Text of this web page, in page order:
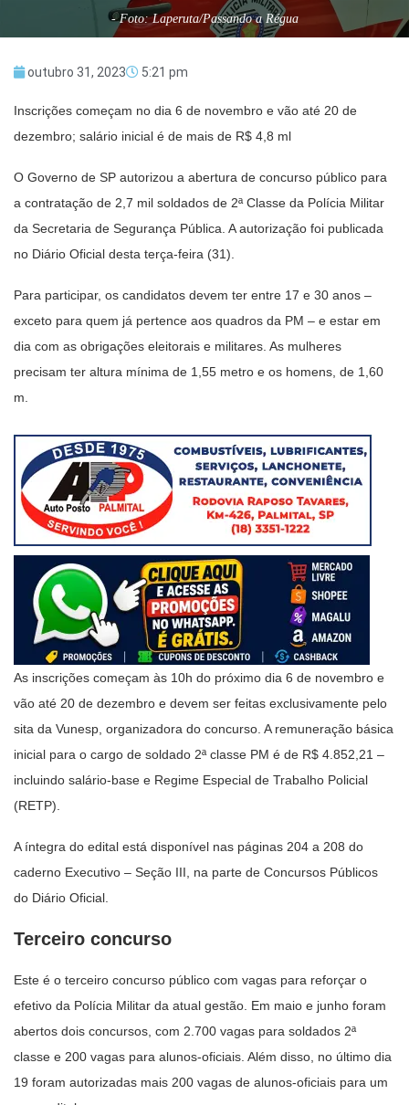
- Foto: Laperuta/Passando a Régua
outubro 31, 2023 5:21 pm
Inscrições começam no dia 6 de novembro e vão até 20 de
dezembro; salário inicial é de mais de R$ 4,8 ml
O Governo de SP autorizou a abertura de concurso público para
a contratação de 2,7 mil soldados de 2ª Classe da Polícia Militar
da Secretaria de Segurança Pública. A autorização foi publicada
no Diário Oficial desta terça-feira (31).
Para participar, os candidatos devem ter entre 17 e 30 anos –
exceto para quem já pertence aos quadros da PM – e estar em
dia com as obrigações eleitorais e militares. As mulheres
precisam ter altura mínima de 1,55 metro e os homens, de 1,60
m.
As inscrições começam às 10h do próximo dia 6 de novembro e
vão até 20 de dezembro e devem ser feitas exclusivamente pelo
sita da Vunesp, organizadora do concurso. A remuneração básica
inicial para o cargo de soldado 2ª classe PM é de R$ 4.852,21 –
incluindo salário-base e Regime Especial de Trabalho Policial
(RETP).
A íntegra do edital está disponível nas páginas 204 a 208 do
caderno Executivo – Seção III, na parte de Concursos Públicos
do Diário Oficial.
Terceiro concurso
Este é o terceiro concurso público com vagas para reforçar o
efetivo da Polícia Militar da atual gestão. Em maio e junho foram
abertos dois concursos, com 2.700 vagas para soldados 2ª
classe e 200 vagas para alunos-oficiais. Além disso, no último dia
19 foram autorizadas mais 200 vagas de alunos-oficiais para um